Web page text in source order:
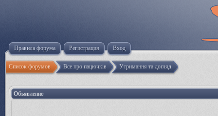
Правила форума Регистрация Вход
Список форумов Все про пацючків Утримання та догляд
Объявление